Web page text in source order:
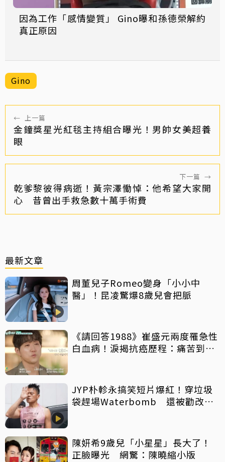
因為工作「感情變質」 Gino曝和孫德榮解約
真正原因
Gino
← 上一篇
金鐘獎星光紅毯主持組合曝光！男帥女美超養
眼
下一篇 →
乾爹黎彼得病逝！黃宗澤慟悼：他希望大家開
心 昔曾出手救急數十萬手術費
最新文章
周董兒子Romeo變身「小小中
醫」！昆凌驚爆8歲兒會把脈
《請回答1988》崔盛元兩度罹急性
白血病！淚揭抗癌歷程：痛苦到不
JYP朴軫永搞笑短片爆紅！穿垃圾
袋趕場Waterbomb 還被勸改名
陳妍希9歲兒「小星星」長大了！
正臉曝光 網驚：陳曉縮小版